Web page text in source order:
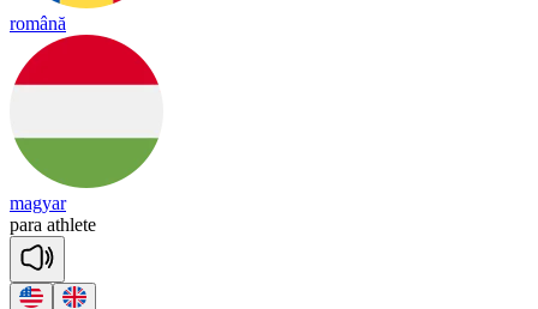
română
magyar
para athlete